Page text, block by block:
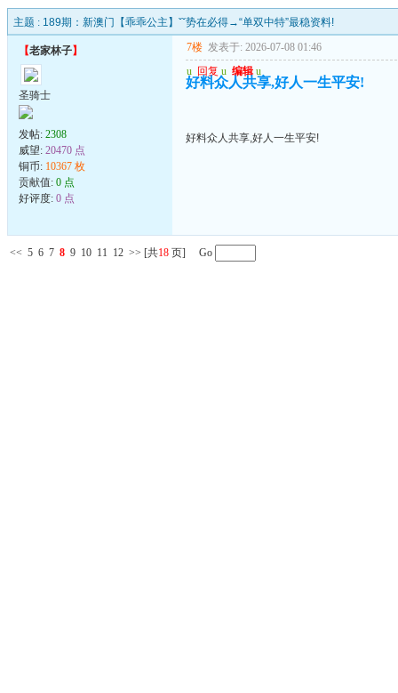
主题 : 189期：新澳门【乖乖公主】ˇˇ势在必得→“单双中特”最稳资料!
【老家林子】
圣骑士
发帖: 2308
威望: 20470 点
铜币: 10367 枚
贡献值: 0 点
好评度: 0 点
7楼 发表于: 2026-07-08 01:46
u 回复 u 编辑 u
好料众人共享,好人一生平安!
好料众人共享,好人一生平安!
<< 5 6 7 8 9 10 11 12 >> [共18 页] Go